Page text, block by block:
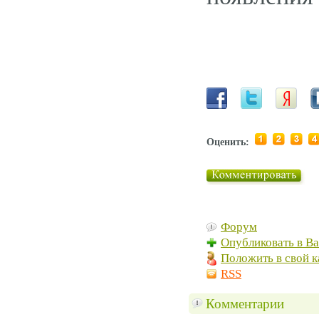
Оценить:
Форум
Опубликовать в
Положить в свой
RSS
Комментарии